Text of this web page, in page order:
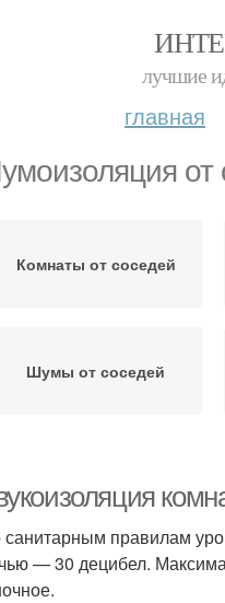
лучшие
главная
от
Комнаты от соседей
Шумы от соседей
правилам
— 30 децибел.